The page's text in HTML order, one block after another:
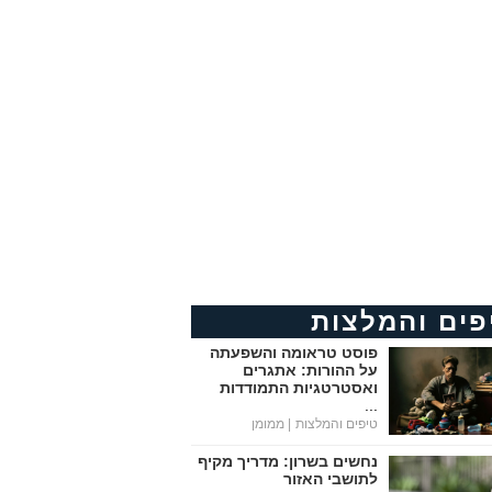
והמלצות
פוסט טראומה והשפעתה
על ההורות: אתגרים
ואסטרטגיות התמודדות
טיפים והמלצות | ממומן
נחשים בשרון: מדריך מקיף
לתושבי האזור